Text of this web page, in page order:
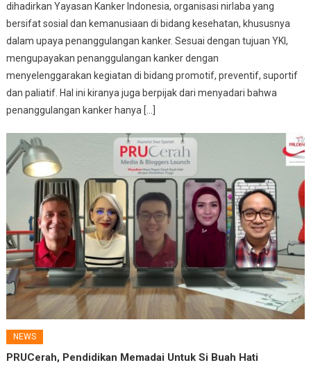
dihadirkan Yayasan Kanker Indonesia, organisasi nirlaba yang
bersifat sosial dan kemanusiaan di bidang kesehatan, khususnya
dalam upaya penanggulangan kanker. Sesuai dengan tujuan YKI,
mengupayakan penanggulangan kanker dengan
menyelenggarakan kegiatan di bidang promotif, preventif, suportif
dan paliatif. Hal ini kiranya juga berpijak dari menyadari bahwa
penanggulangan kanker hanya […]
NEWS
PRUCerah, Pendidikan Memadai Untuk Si Buah Hati